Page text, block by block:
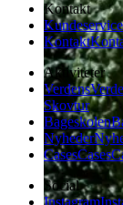
Kontakt
Kundeservice
Kontakt
Aktiviteter
Verdens
Skovtur
Bageskolen
Nyheder
CasesCases
Social